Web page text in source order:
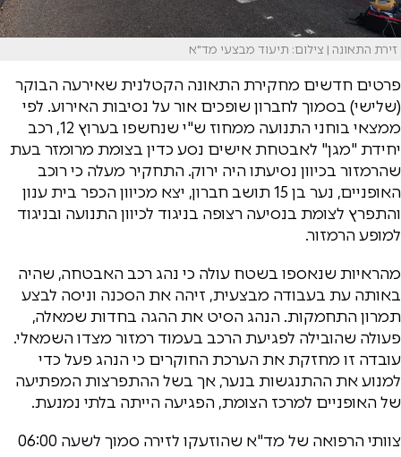
זירת התאונה | צילום: תיעוד מבצעי מד"א
פרטים חדשים מחקירת התאונה הקטלנית שאירעה הבוקר
(שלישי) בסמוך לחברון שופכים אור על נסיבות האירוע. לפי
ממצאי בוחני התנועה ממחוז ש"י שנחשפו בערוץ 12, רכב
יחידת "מגן" לאבטחת אישים נסע כדין בצומת מרומזר בעת
שהרמזור בכיוון נסיעתו היה ירוק. התחקיר מעלה כי רוכב
האופניים, נער בן 15 תושב חברון, יצא מכיוון הכפר בית ענון
והתפרץ לצומת בנסיעה רצופה בניגוד לכיוון התנועה ובניגוד
למופע הרמזור.
מהראיות שנאספו בשטח עולה כי נהג רכב האבטחה, שהיה
באותה עת בעבודה מבצעית, זיהה את הסכנה וניסה לבצע
תמרון התחמקות. הנהג הסיט את ההגה בחדות שמאלה,
פעולה שהובילה לפגיעת הרכב בעמוד רמזור מצדו השמאלי.
עובדה זו מחזקת את הערכת החוקרים כי הנהג פעל כדי
למנוע את ההתנגשות בנער, אך בשל ההתפרצות המפתיעה
של האופניים למרכז הצומת, הפגיעה הייתה בלתי נמנעת.
צוותי הרפואה של מד"א שהוזעקו לזירה סמוך לשעה 06:00